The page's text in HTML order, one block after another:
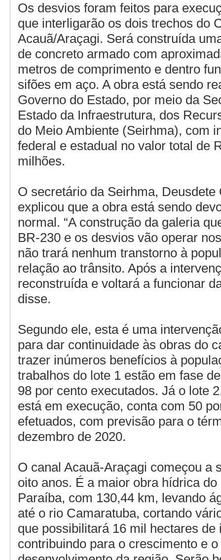
Os desvios foram feitos para
que interligarão os dois trechos do
Acauã/Araçagi. Será construída
de concreto armado com
metros de comprimento e dentro
sifões em aço. A obra está sendo
Governo do Estado, por meio da
Estado da Infraestrutura, dos
do Meio Ambiente (Seirhma), com
federal e estadual no valor total de
milhões.
O secretário da Seirhma, Deusdete
explicou que a obra está sendo
normal. “A construção da galeria
BR-230 e os desvios vão operar
não trará nenhum transtorno à
relação ao trânsito. Após a
reconstruída e voltará a funcionar
disse.
Segundo ele, esta é uma
para dar continuidade às obras do
trazer inúmeros benefícios à
trabalhos do lote 1 estão em fase
98 por cento executados. Já o lote
está em execução, conta com 50
efetuados, com previsão para o
dezembro de 2020.
O canal Acauã-Araçagi começou a
oito anos. É a maior obra hídrica do
Paraíba, com 130,44 km, levando
até o rio Camaratuba, cortando
que possibilitará 16 mil hectares de
contribuindo para o crescimento e o